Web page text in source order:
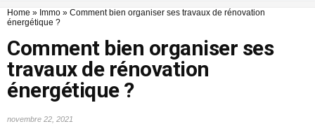
Home » Immo » Comment bien organiser ses travaux de rénovation
énergétique ?
Comment bien organiser ses
travaux de rénovation
énergétique ?
novembre 22, 2021